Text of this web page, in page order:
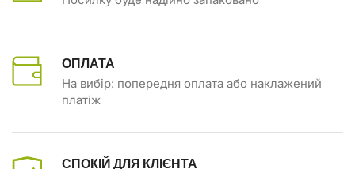
ОПЛАТА
На вибір: попередня оплата або наклажений
платіж
СПОКІЙ ДЛЯ КЛІЄНТА